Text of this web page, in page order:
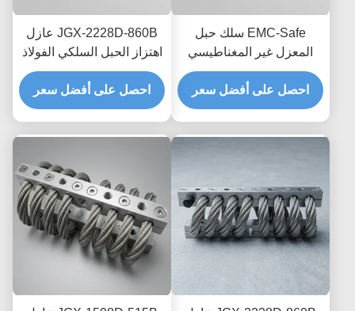
EMC-Safe سلك حبل
المعزل غير المغناطيسي
JGX-2228D-665B حامل
تبديد الصدمات العابر
للإلكترونيات الدقيقة
احصل على أفضل سعر
JGX-2228D-860B عازل
اهتزاز الحبل السلكي الفولاذ
المقاوم للصدأ حياة طويلة
الصناعية مستمع الصدمات
احصل على أفضل سعر